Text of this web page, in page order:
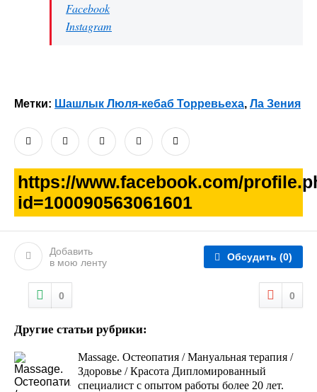
Facebook
Instagram
Метки: Шашлык Люля-кебаб Торревьеха, Ла Зения
https://www.facebook.com/
id=100090563061601
Добавить
в мою ленту
Обсудить (0)
0 0
Другие статьи рубрики:
Massage. Остеопатия / Мануальная терапия /
Здоровье / Красота Дипломированный
специалист с опытом работы более 20 лет.